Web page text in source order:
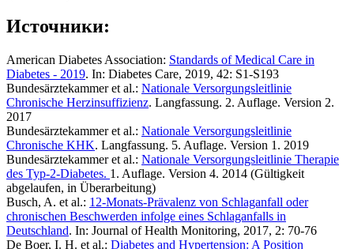
Источники:
American Diabetes Association: Standards of Medical Care in
Diabetes - 2019. In: Diabetes Care, 2019, 42: S1-S193
Bundesärztekammer et al.: Nationale Versorgungsleitlinie
Chronische Herzinsuffizienz. Langfassung. 2. Auflage. Version 2.
2017
Bundesärztekammer et al.: Nationale Versorgungsleitlinie
Chronische KHK. Langfassung. 5. Auflage. Version 1. 2019
Bundesärztekammer et al.: Nationale Versorgungsleitlinie Therapie
des Typ-2-Diabetes. 1. Auflage. Version 4. 2014 (Gültigkeit
abgelaufen, in Überarbeitung)
Busch, A. et al.: 12-Monats-Prävalenz von Schlaganfall oder
chronischen Beschwerden infolge eines Schlaganfalls in
Deutschland. In: Journal of Health Monitoring, 2017, 2: 70-76
De Boer, I. H. et al.: Diabetes and Hypertension: A Position